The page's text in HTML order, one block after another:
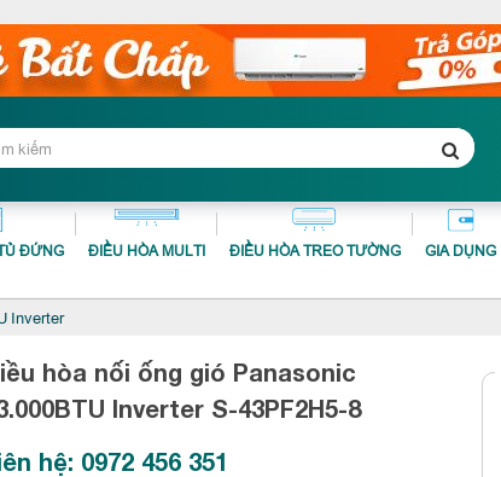
ĐỨNG ĐIỀU HÒA MULTI ĐIỀU HÒA TREO TƯỜNG GIA DỤNG
Inverter
hòa nối ống gió Panasonic
Inverter S-43PF2H5-8
hệ: 0972 456 351